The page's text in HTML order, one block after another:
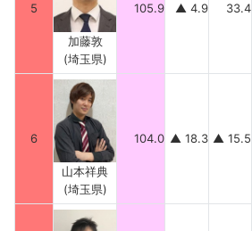
5
加藤敦
(埼玉県)
105.9 ▲ 4.9 33.4
6
山本祥典
(埼玉県)
104.0 ▲ 18.3 ▲ 15.5